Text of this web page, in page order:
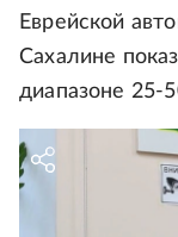
Еврейской
Сахалине
диапазоне 25-